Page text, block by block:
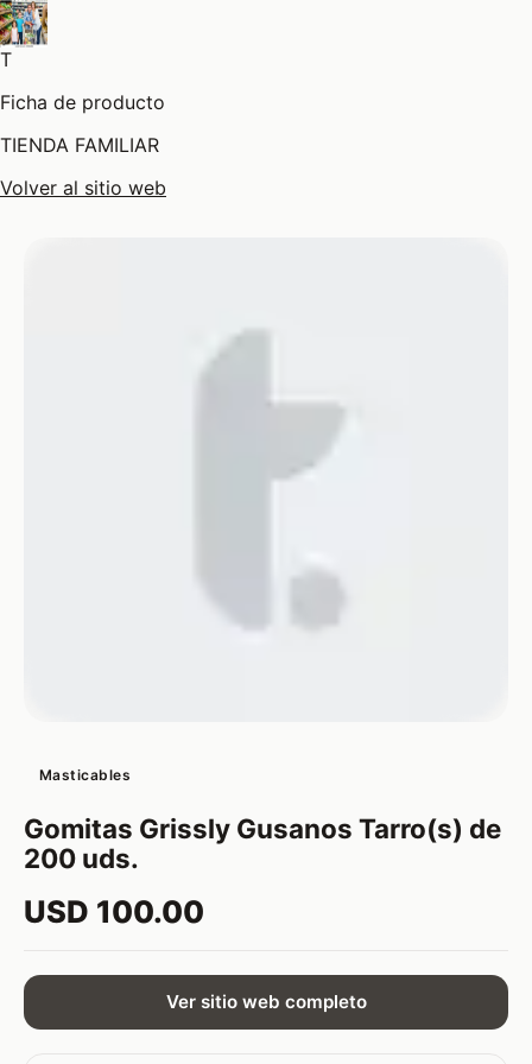
T
Ficha de producto
TIENDA FAMILIAR
Volver al sitio web
Masticables
Gomitas Grissly Gusanos Tarro(s) de
200 uds.
USD 100.00
Ver sitio web completo